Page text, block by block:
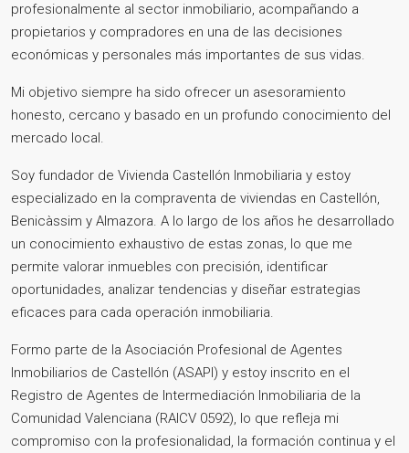
profesionalmente al sector inmobiliario, acompañando a
propietarios y compradores en una de las decisiones
económicas y personales más importantes de sus vidas.
Mi objetivo siempre ha sido ofrecer un asesoramiento
honesto, cercano y basado en un profundo conocimiento del
mercado local.
Soy fundador de Vivienda Castellón Inmobiliaria y estoy
especializado en la compraventa de viviendas en Castellón,
Benicàssim y Almazora. A lo largo de los años he desarrollado
un conocimiento exhaustivo de estas zonas, lo que me
permite valorar inmuebles con precisión, identificar
oportunidades, analizar tendencias y diseñar estrategias
eficaces para cada operación inmobiliaria.
Formo parte de la Asociación Profesional de Agentes
Inmobiliarios de Castellón (ASAPI) y estoy inscrito en el
Registro de Agentes de Intermediación Inmobiliaria de la
Comunidad Valenciana (RAICV 0592), lo que refleja mi
compromiso con la profesionalidad, la formación continua y el